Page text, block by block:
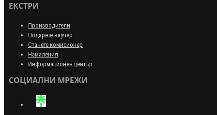
ЕКСТРИ
Производители
Подарете ваучер
Станете комисионер
Намаления
Информационен център
СОЦИАЛНИ МРЕЖИ